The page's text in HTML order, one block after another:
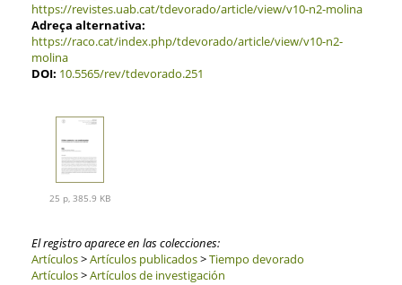
https://revistes.uab.cat/tdevorado/article/view/v10-n2-molina
Adreça alternativa:
https://raco.cat/index.php/tdevorado/article/view/v10-n2-
molina
DOI: 10.5565/rev/tdevorado.251
25 p, 385.9 KB
El registro aparece en las colecciones:
Artículos>Artículos publicados>Tiempo devorado
Artículos>Artículos de investigación